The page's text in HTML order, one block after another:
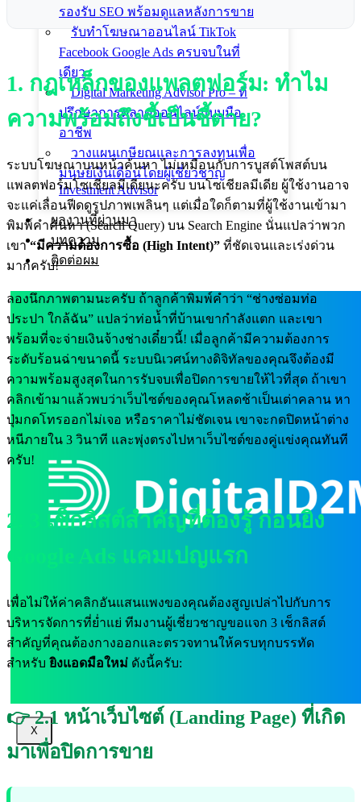
รองรับ SEO พร้อมดูแลหลังการขาย
รับทำโฆษณาออนไลน์ TikTok
Facebook Google Ads ครบจบในที่
เดียว
Digital Marketing Advisor Pro – ที่
ปรึกษาการตลาดออนไลน์แบบมือ
อาชีพ
วางแผนเกษียณและการลงทุนเพื่อ
มนุษย์เงินเดือนโดยผู้เชี่ยวชาญ
Investment Advisor
ผลงานที่ผ่านมา
บทความ
ติดต่อผม
X
1. กฎเหล็กของแพลตฟอร์ม: ทำไม
ความพร้อมถึงชี้เป็นชี้ตาย?
ระบบโฆษณาบนหน้าค้นหา ไม่เหมือนกับการบูสต์โพสต์บน
แพลตฟอร์มโซเชียลมีเดียนะครับ บนโซเชียลมีเดีย ผู้ใช้งานอาจ
จะแค่เลื่อนฟีดดูรูปภาพเพลินๆ แต่เมื่อใดก็ตามที่ผู้ใช้งานเข้ามา
พิมพ์คำค้นหา (Search Query) บน Search Engine นั่นแปลว่าพวก
เขา“มีความต้องการซื้อ (High Intent)” ที่ชัดเจนและเร่งด่วน
มากครับ!
ลองนึกภาพตามนะครับ ถ้าลูกค้าพิมพ์คำว่า “ช่างซ่อมท่อ
ประปา ใกล้ฉัน” แปลว่าท่อน้ำที่บ้านเขากำลังแตก และเขา
พร้อมที่จะจ่ายเงินจ้างช่างเดี๋ยวนี้! เมื่อลูกค้ามีความต้องการ
ระดับร้อนฉ่าขนาดนี้ ระบบนิเวศน์ทางดิจิทัลของคุณจึงต้องมี
ความพร้อมสูงสุดในการรับจบเพื่อปิดการขายให้ไวที่สุด ถ้าเขา
คลิกเข้ามาแล้วพบว่าเว็บไซต์ของคุณโหลดช้าเป็นเต่าคลาน หา
ปุ่มกดโทรออกไม่เจอ หรือราคาไม่ชัดเจน เขาจะกดปิดหน้าต่าง
หนีภายใน 3 วินาที และพุ่งตรงไปหาเว็บไซต์ของคู่แข่งคุณทันที
ครับ!
2. 3 เช็กลิสต์สำคัญที่ต้องรู้ ก่อนยิง
Google Ads แคมเปญแรก
เพื่อไม่ให้ค่าคลิกอันแสนแพงของคุณต้องสูญเปล่าไปกับการ
บริหารจัดการที่ย่ำแย่ ทีมงานผู้เชี่ยวชาญขอแจก 3 เช็กลิสต์
สำคัญที่คุณต้องกางออกและตรวจทานให้ครบทุกบรรทัด
สำหรับ ยิงแอดมือใหม่ ดังนี้ครับ:
👉 2.1 หน้าเว็บไซต์ (Landing Page) ที่เกิด
มาเพื่อปิดการขาย